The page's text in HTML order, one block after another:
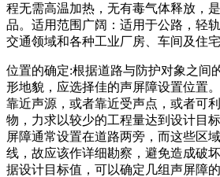
程无需高温加热，无有毒气体释放，
品。适用范围广阔：适用于公路，轻
交通领域和各种工业厂房、车间及住宅
位置的确定:根据道路与防护对象之间
形地貌，应选择佳的声屏障设置位置
靠近声源，或者靠近受声点，或者可
物，力求以较少的工程量达到设计目
屏障通常设置在道路两旁，而这些区
线，故应该作详细勘察，避免造成破
据设计目标值，可以确定几组声屏障